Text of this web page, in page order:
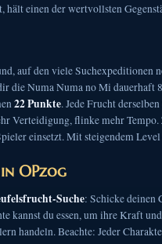
einen der wertvollsten
auf den viele
die Numa Numa no Mi dauerhaft
22 Punkte. Jede Frucht
Verteidigung, flinke mehr
einsetzt. Mit steigendem
OPzog
Suche: Schicke deinen
kannst du essen, um ihre Kraft
handeln. Beachte: Jeder